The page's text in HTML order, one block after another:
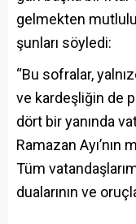
gelmekten
şunları söyledi:
“Bu sofralar,
ve kardeşliğin de
dört bir yanında
Ramazan
Tüm
dualarının ve